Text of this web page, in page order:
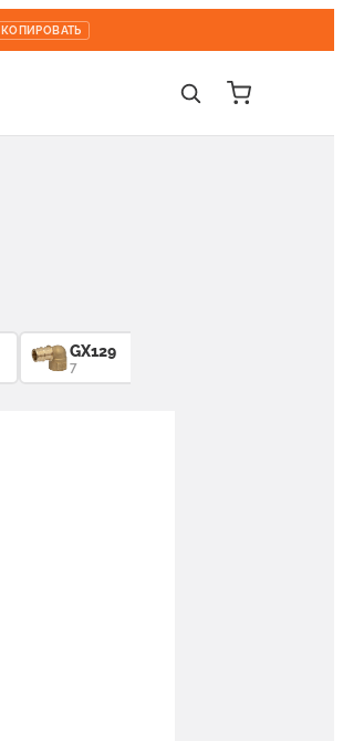
КОПИРОВАТЬ
GX129
7